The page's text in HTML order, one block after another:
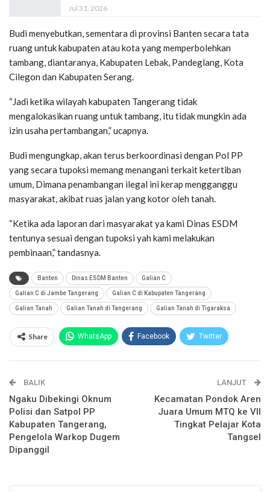
Jul 31, 2026
Budi menyebutkan, sementara di provinsi Banten secara tata
ruang untuk kabupaten atau kota yang memperbolehkan
tambang, diantaranya, Kabupaten Lebak, Pandeglang, Kota
Cilegon dan Kabupaten Serang.
“Jadi ketika wilayah kabupaten Tangerang tidak
mengalokasikan ruang untuk tambang, itu tidak mungkin ada
izin usaha pertambangan,” ucapnya.
Budi mengungkap, akan terus berkoordinasi dengan Pol PP
yang secara tupoksi memang menangani terkait ketertiban
umum, Dimana penambangan ilegal ini kerap mengganggu
masyarakat, akibat ruas jalan yang kotor oleh tanah.
“Ketika ada laporan dari masyarakat ya kami Dinas ESDM
tentunya sesuai dengan tupoksi yah kami melakukan
pembinaan,” tandasnya.
Banten Dinas ESDM Banten Galian C
Galian C di Jambe Tangerang Galian C di Kabupaten Tangerang
Galian Tanah Galian Tanah di Tangerang Galian Tanah di Tigaraksa
Share WhatsApp Facebook Twitter
Telegram
BALIK
Ngaku Dibekingi Oknum
Polisi dan Satpol PP
Kabupaten Tangerang,
Pengelola Warkop Dugem
Dipanggil
LANJUT
Kecamatan Pondok Aren
Juara Umum MTQ ke VII
Tingkat Pelajar Kota
Tangsel